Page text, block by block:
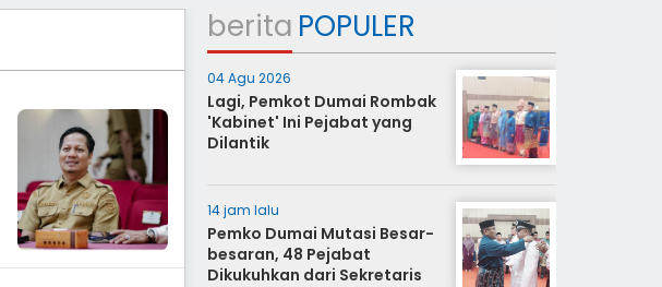
berita POPULER
04 Agu 2026
Lagi, Pemkot Dumai Rombak
'Kabinet' Ini Pejabat yang
Dilantik
14 jam lalu
Pemko Dumai Mutasi Besar-
besaran, 48 Pejabat
Dikukuhkan dari Sekretaris